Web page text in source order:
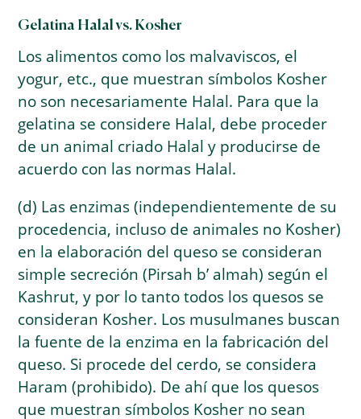
Gelatina Halal vs. Kosher
Los alimentos como los malvaviscos, el
yogur, etc., que muestran símbolos Kosher
no son necesariamente Halal. Para que la
gelatina se considere Halal, debe proceder
de un animal criado Halal y producirse de
acuerdo con las normas Halal.
(d) Las enzimas (independientemente de su
procedencia, incluso de animales no Kosher)
en la elaboración del queso se consideran
simple secreción (Pirsah b’ almah) según el
Kashrut, y por lo tanto todos los quesos se
consideran Kosher. Los musulmanes buscan
la fuente de la enzima en la fabricación del
queso. Si procede del cerdo, se considera
Haram (prohibido). De ahí que los quesos
que muestran símbolos Kosher no sean